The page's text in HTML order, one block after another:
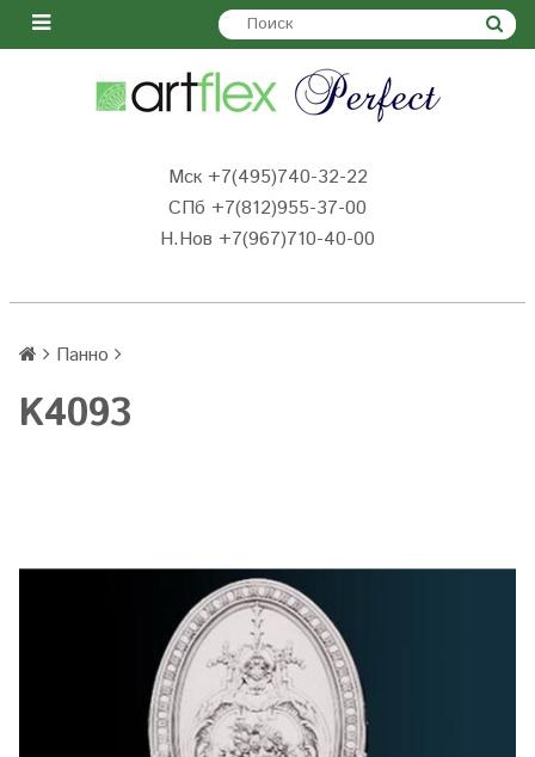
Мск +7(495)740-32-22
СПб +7(812)955-37-00
Н.Нов +7(967)710-40-00
Панно
K4093